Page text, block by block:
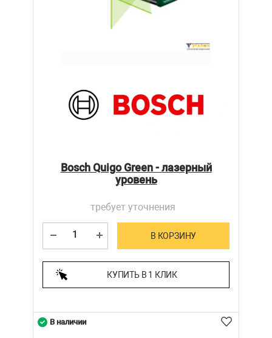
Bosch Quigo Green - лазерный
уровень
требует уточнения
В КОРЗИНУ
КУПИТЬ В 1 КЛИК
В наличии